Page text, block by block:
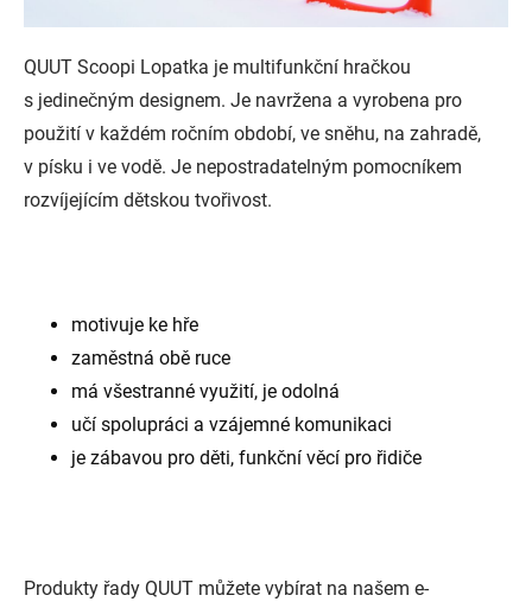
QUUT Scoopi Lopatka je multifunkční hračkou
s jedinečným designem. Je navržena a vyrobena pro
použití v každém ročním období, ve sněhu, na zahradě,
v písku i ve vodě. Je nepostradatelným pomocníkem
rozvíjejícím dětskou tvořivost.
motivuje ke hře
zaměstná obě ruce
má všestranné využití, je odolná
učí spolupráci a vzájemné komunikaci
je zábavou pro děti, funkční věcí pro řidiče
Produkty řady QUUT můžete vybírat na našem e-